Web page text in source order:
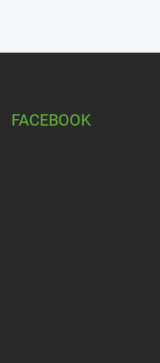
FACEBOOK